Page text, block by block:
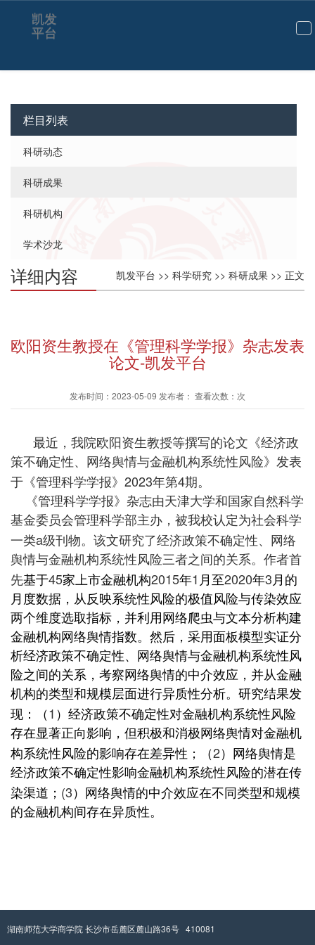
切
航
凯发
平台
栏目列表
科研动态
科研成果
科研机构
学术沙龙
凯发平台 >> 科学研究 >> 科研成果 >> 正文
详细内容
欧阳资生教授在《管理科学学报》杂志发表
论文-凯发平台
发布时间：2023-05-09 发布者： 查看次数：次
最近，我院欧阳资生教授等撰写的论文《经济政
策不确定性、网络舆情与金融机构系统性风险》发表
于《管理科学学报》 2023年第4期。
《管理科学学报》杂志由天津大学和国家自然科学
基金委员会管理科学部主办，被我校认定为社会科学
一类a级刊物。该文研究了经济政策不确定性、网络
舆情与金融机构系统性风险三者之间的关系。作者首
先基于45家上市金融机构2015年1 月至2020年3 月的
月度数据，从反映系统性风险的极值风险与传染效应
两个维度选取指标，并利用网络爬虫与文本分析构建
金融机构网络舆情指数。然后，采用面板模型实证分
析经济政策不确定性、网络舆情与金融机构系统性风
险之间的关系，考察网络舆情的中介效应，并从金融
机构的类型和规模层面进行异质性分析。研究结果发
现：（ 1 ）经济政策不确定性对金融机构系统性风险
存在显著正向影响，但积极和消极网络舆情对金融机
构系统性风险的影响存在差异性；（2）网络舆情是
经济政策不确定性影响金融机构系统性风险的潜在传
染渠道； (3 ）网络舆情的中介效应在不同类型和规模
的金融机构间存在异质性。
湖南师范大学商学院 长沙市岳麓区麓山路36号 410081